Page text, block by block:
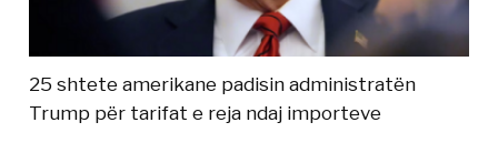
25 shtete amerikane padisin administratën
Trump për tarifat e reja ndaj importeve